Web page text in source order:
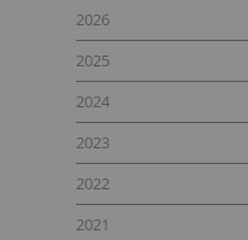
2026
2025
2024
2023
2022
2021